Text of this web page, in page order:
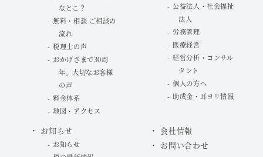
なとこ？
無料・相談 ご相談の
流れ
税理士の声
おかげさまで30周
年。大切なお客様
の声
料金体系
地図・アクセス
公益法人・社会福祉
法人
労務管理
医療経営
経営分析・コンサル
タント
個人の方へ
助成金・耳ヨリ情報
お知らせ
お知らせ
会社情報
お問い合わせ